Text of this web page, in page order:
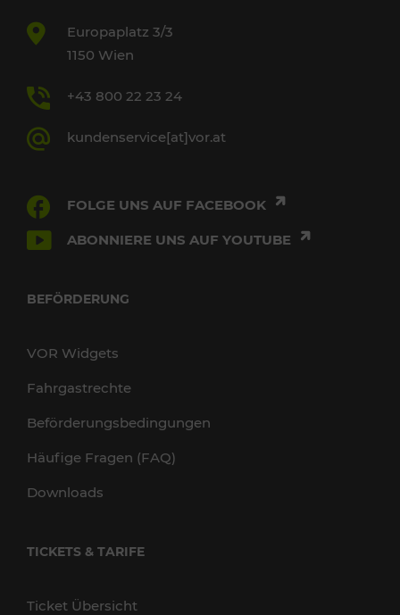
Europaplatz 3/3
1150 Wien
+43 800 22 23 24
kundenservice[at]vor.at
FOLGE UNS AUF FACEBOOK
ABONNIERE UNS AUF YOUTUBE
BEFÖRDERUNG
VOR Widgets
Fahrgastrechte
Beförderungsbedingungen
Häufige Fragen (FAQ)
Downloads
TICKETS & TARIFE
Ticket Übersicht